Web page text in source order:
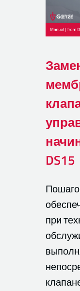
DS15
при